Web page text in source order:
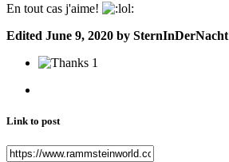
En tout cas j'aime!
Edited June 9, 2020 by SternInDerNacht
1
Link to post